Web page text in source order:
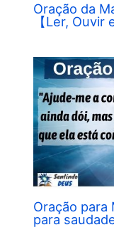
Oração da
【Ler, Ouvir
Oração para
para